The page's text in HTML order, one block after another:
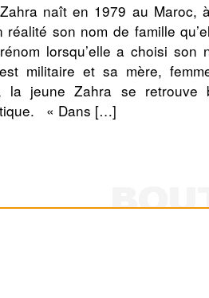
naît en 1979 au Maroc,
réalité son nom de famille
lorsqu’elle a choisi son
militaire et sa mère,
la jeune Zahra se retrouve
« Dans […]